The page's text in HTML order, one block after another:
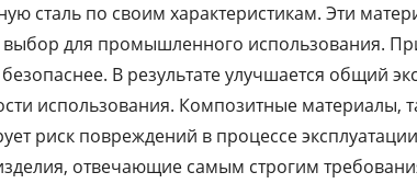
сталь по своим характеристикам. Эти
для промышленного использования.
В результате улучшается общий
использования. Композитные материалы,
риск повреждений в процессе
отвечающие самым строгим